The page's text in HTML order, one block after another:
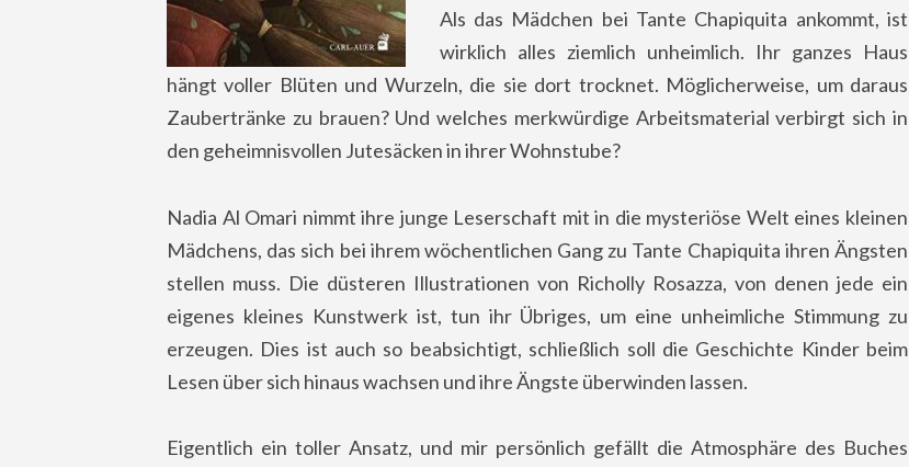
Als das Mädchen bei Tante Chapiquita ankommt, ist
wirklich alles ziemlich unheimlich. Ihr ganzes Haus
hängt voller Blüten und Wurzeln, die sie dort trocknet. Möglicherweise, um daraus
Zaubertränke zu brauen? Und welches merkwürdige Arbeitsmaterial verbirgt sich in
den geheimnisvollen Jutesäcken in ihrer Wohnstube?
Nadia Al Omari nimmt ihre junge Leserschaft mit in die mysteriöse Welt eines kleinen
Mädchens, das sich bei ihrem wöchentlichen Gang zu Tante Chapiquita ihren Ängsten
stellen muss. Die düsteren Illustrationen von Richolly Rosazza, von denen jede ein
eigenes kleines Kunstwerk ist, tun ihr Übriges, um eine unheimliche Stimmung zu
erzeugen. Dies ist auch so beabsichtigt, schließlich soll die Geschichte Kinder beim
Lesen über sich hinaus wachsen und ihre Ängste überwinden lassen.
Eigentlich ein toller Ansatz, und mir persönlich gefällt die Atmosphäre des Buches